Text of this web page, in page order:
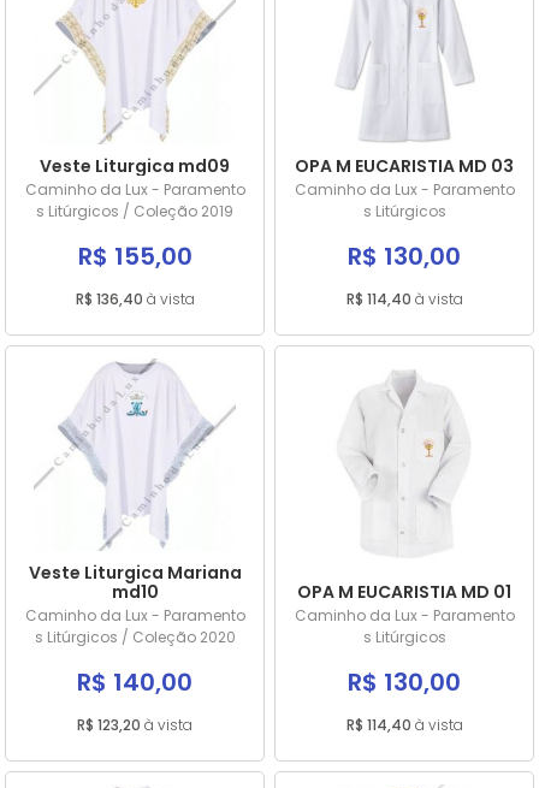
Veste Liturgica md09
Caminho da Lux - Paramento
s Litúrgicos / Coleção 2019
R$ 155,00
R$ 136,40 à vista
OPA M EUCARISTIA MD 03
Caminho da Lux - Paramento
s Litúrgicos
R$ 130,00
R$ 114,40 à vista
Veste Liturgica Mariana
md10
Caminho da Lux - Paramento
s Litúrgicos / Coleção 2020
R$ 140,00
R$ 123,20 à vista
OPA M EUCARISTIA MD 01
Caminho da Lux - Paramento
s Litúrgicos
R$ 130,00
R$ 114,40 à vista